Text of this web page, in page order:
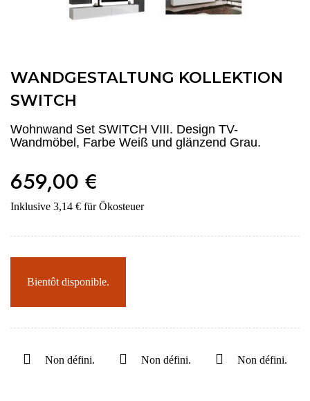
WANDGESTALTUNG KOLLEKTION
SWITCH
Wohnwand Set SWITCH VIII. Design TV-
Wandmöbel, Farbe Weiß und glänzend Grau.
659,00 €
Inklusive 3,14 € für Ökosteuer
Bientôt disponible.
Non défini. Non défini. Non défini.